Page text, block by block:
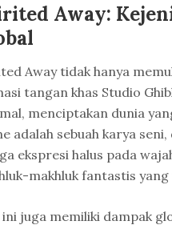
Away:
Away tidak hanya
tangan khas Studio
menciptakan dunia
adalah sebuah karya
ekspresi halus pada
makhluk fantastis
juga memiliki dampak